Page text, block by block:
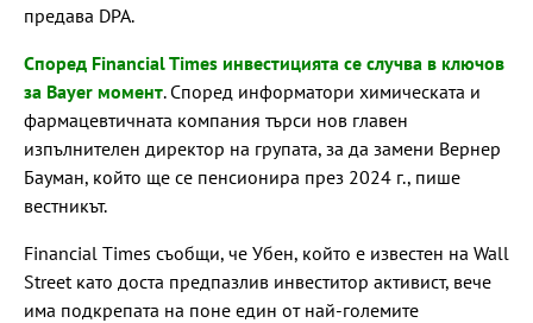
предава DPA.
Според Financial Times инвестицията се случва в ключов
за Bayer момент. Според информатори химическата и
фармацевтичната компания търси нов главен
изпълнителен директор на групата, за да замени Вернер
Бауман, който ще се пенсионира през 2024 г., пише
вестникът.
Financial Times съобщи, че Убен, който е известен на Wall
Street като доста предпазлив инвеститор активист, вече
има подкрепата на поне един от най-големите